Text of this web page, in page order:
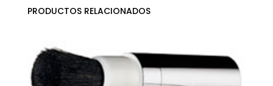
PRODUCTOS RELACIONADOS